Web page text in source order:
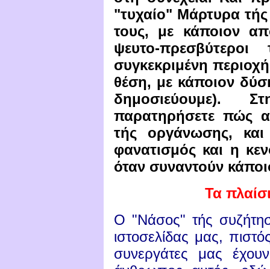
"τυχαίο" Μάρτυρα
τους, με κάποιον
ψευτο-
συγκεκριμένη
θέση, με κάποιον
δημοσιεύουμε).
παρατηρήσετε πώς
τής οργάνωσης,
φανατισμός και η
όταν συναντούν
Τα
Ο "Νάσος" τής
ιστοσελίδας μας,
συνεργάτες μας